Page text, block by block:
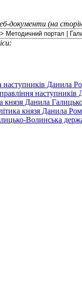
документи (на
Данила
князя Данила
князя Данила
Волинська